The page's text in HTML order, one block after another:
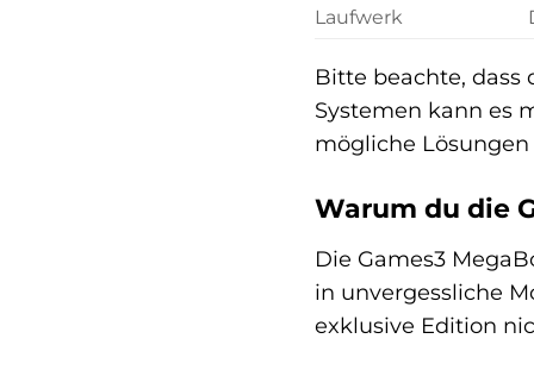
Laufwerk
Bitte beachte, dass
Systemen kann es
mögliche
Warum du die
Die Games3
in unvergessliche
exklusive Edition